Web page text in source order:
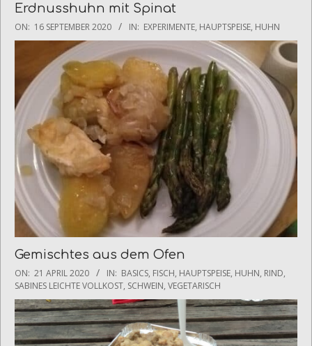
Erdnusshuhn mit Spinat
2020-
09-
ON: 16 SEPTEMBER 2020 IN: EXPERIMENTE, HAUPTSPEISE, HUHN
Gemischtes aus dem Ofen
2020-
04-
21
ON: 21 APRIL 2020 IN: BASICS, FISCH, HAUPTSPEISE, HUHN, RIND,
SABINES LEICHTE VOLLKOST, SCHWEIN, VEGETARISCH